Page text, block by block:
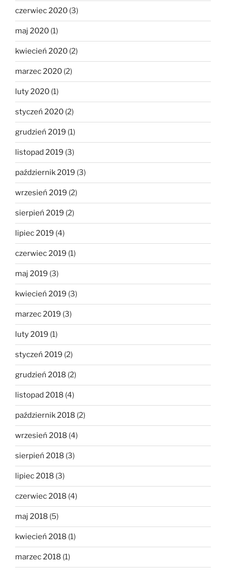
czerwiec 2020 (3)
maj 2020 (1)
kwiecień 2020 (2)
marzec 2020 (2)
luty 2020 (1)
styczeń 2020 (2)
grudzień 2019 (1)
listopad 2019 (3)
październik 2019 (3)
wrzesień 2019 (2)
sierpień 2019 (2)
lipiec 2019 (4)
czerwiec 2019 (1)
maj 2019 (3)
kwiecień 2019 (3)
marzec 2019 (3)
luty 2019 (1)
styczeń 2019 (2)
grudzień 2018 (2)
listopad 2018 (4)
październik 2018 (2)
wrzesień 2018 (4)
sierpień 2018 (3)
lipiec 2018 (3)
czerwiec 2018 (4)
maj 2018 (5)
kwiecień 2018 (1)
marzec 2018 (1)